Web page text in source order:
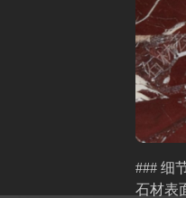
### 细
石材表